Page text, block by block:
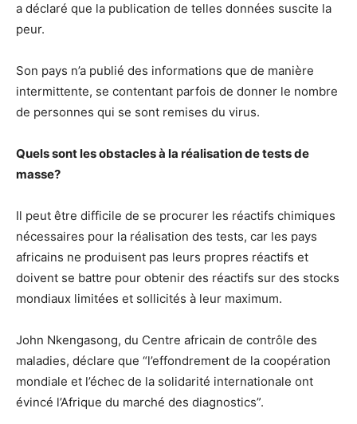
a déclaré que la publication de telles données suscite la
peur.
Son pays n’a publié des informations que de manière
intermittente, se contentant parfois de donner le nombre
de personnes qui se sont remises du virus.
Quels sont les obstacles à la réalisation de tests de
masse?
Il peut être difficile de se procurer les réactifs chimiques
nécessaires pour la réalisation des tests, car les pays
africains ne produisent pas leurs propres réactifs et
doivent se battre pour obtenir des réactifs sur des stocks
mondiaux limitées et sollicités à leur maximum.
John Nkengasong, du Centre africain de contrôle des
maladies, déclare que “l’effondrement de la coopération
mondiale et l’échec de la solidarité internationale ont
évincé l’Afrique du marché des diagnostics”.